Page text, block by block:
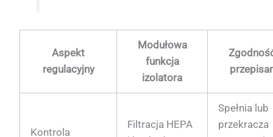
Aspekt
regulacyjny
Modułowa
funkcja
izolatora
Kontrola
Filtracja HEPA
Spełnia lub
przekracza